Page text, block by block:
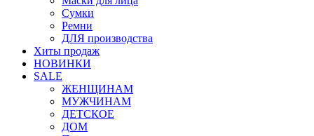
Сумки
Ремни
ДЛЯ производства
Хиты продаж
НОВИНКИ
SALE
ЖЕНЩИНАМ
МУЖЧИНАМ
ДЕТСКОЕ
ДОМ